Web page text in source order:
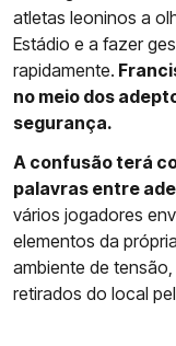
atletas leoninos a
Estádio e a fazer
rapidamente.
no meio dos
segurança.
A confusão terá
palavras entre
vários jogadores
elementos da
ambiente de
retirados do local